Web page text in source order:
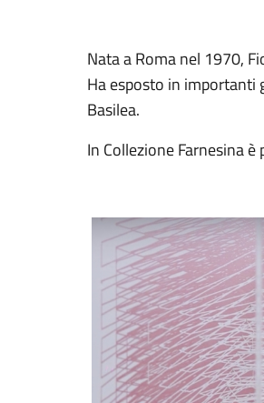
Nata a Roma nel 1970,
Ha esposto in importanti
Basilea.
In Collezione Farnesina